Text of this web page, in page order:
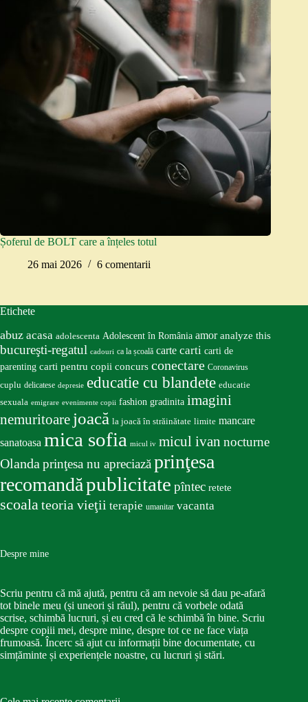
Șoferul de BOLT care a înțeles totul
26 mai 2026
6 comentarii
Etichete
abuz acasa adolescenta Adolescent în România amor analyze this
bucureşti-regatul cadouri ca la școală carte carti carti de
parenting carti pentru copii concurs conectare Coronavirus
cuplu delicatese depresie educatie cu blandete educatie
sexuala emigrare evenimente copii fashion gradinita imagini
nemuritoare joacă la joacă în străinătate limite mancare
sanatoasa mica sofia micul iv micul ivan nocturne
Olandaprinţesa nu apreciazăprinţesa
recomandăpublicitate pîntec retete
scoalateoria vieţii terapie umanitar vacanta
Despre mine
Scriu pentru că mă ajută, pentru că am nevoie să dau pe-afară
tot binele meu (și uneori și răul), pentru că vorbele odată
scrise, schimbă lucruri, și eu cred că le schimbă în bine. Scriu
despre copiii mei, despre mine, despre tot ce ne face viața
frumoasă. Încerc să ajut cu informații bine documentate, cu
simțăminte și experiențele noastre, cu lucruri și stări.